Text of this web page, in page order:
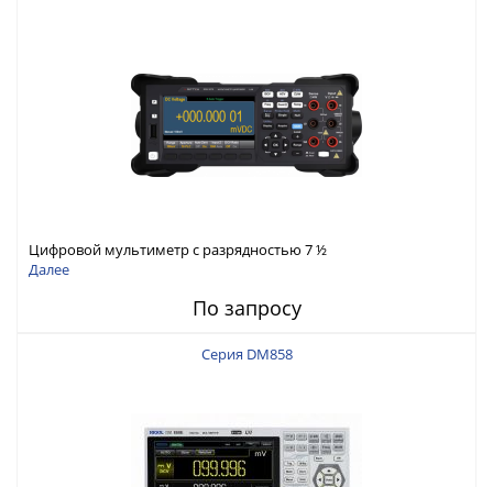
Цифровой мультиметр с разрядностью 7 ½
Далее
По запросу
Серия DM858